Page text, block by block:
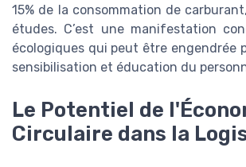
15% de la consommation de
études. C’est une manifestation
écologiques qui peut être engendrée
sensibilisation et éducation du
Le Potentiel de
Circulaire dans la